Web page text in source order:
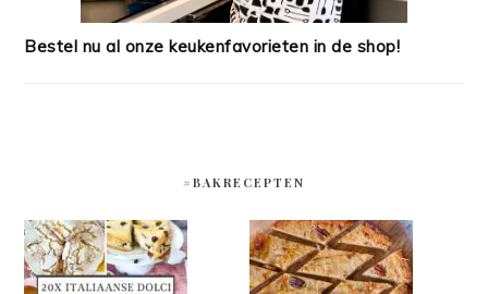
Bestel nu al onze keukenfavorieten in de shop!
#BAKRECEPTEN